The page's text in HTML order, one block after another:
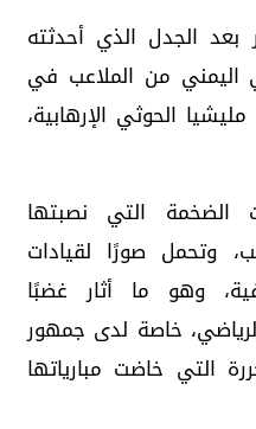
بعد الجدل الذي أحدثته
من الملاعب في
الحوثي الإرهابية،
الضخمة التي نصبتها
وتحمل صورًا لقيادات
وهو ما أثار غضبًا
خاصة لدى جمهور
التي خاضت مبارياتها